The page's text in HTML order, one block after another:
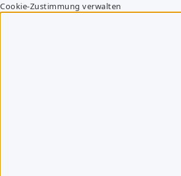
Cookie-Zustimmung verwalten